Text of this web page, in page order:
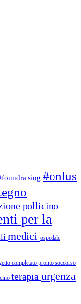
#onlus
pollicino
per la
medici ospedale
completato pronto soccorso
terapia urgenza